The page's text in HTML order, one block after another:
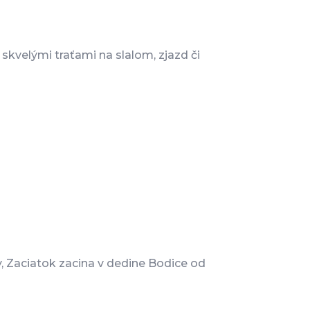
traťami na slalom, zjazd či
Zaciatok zacina v dedine Bodice od